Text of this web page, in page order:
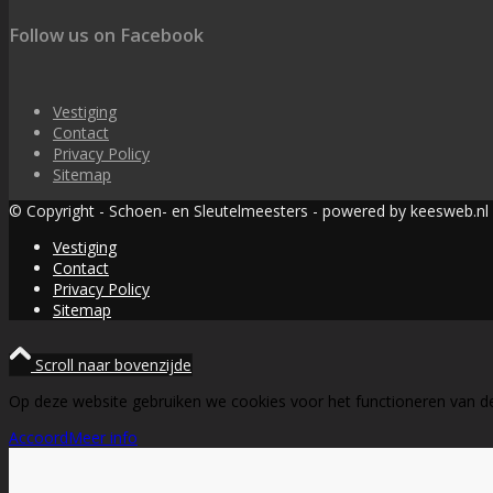
Follow us on Facebook
Vestiging
Contact
Privacy Policy
Sitemap
© Copyright - Schoen- en Sleutelmeesters - powered by keesweb.nl
Vestiging
Contact
Privacy Policy
Sitemap
Scroll naar bovenzijde
Op deze website gebruiken we cookies voor het functioneren van
AccoordMeer info